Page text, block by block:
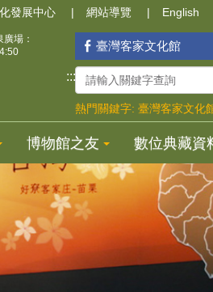
發展中心 網站導覽 English
場：
臺灣客家文化館
:::
熱門關鍵字:臺灣客家文化
博物館之友 數位典藏資